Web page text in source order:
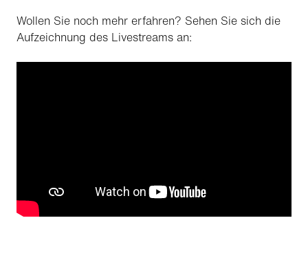
Wollen Sie noch mehr erfahren? Sehen Sie sich die
Aufzeichnung des Livestreams an: